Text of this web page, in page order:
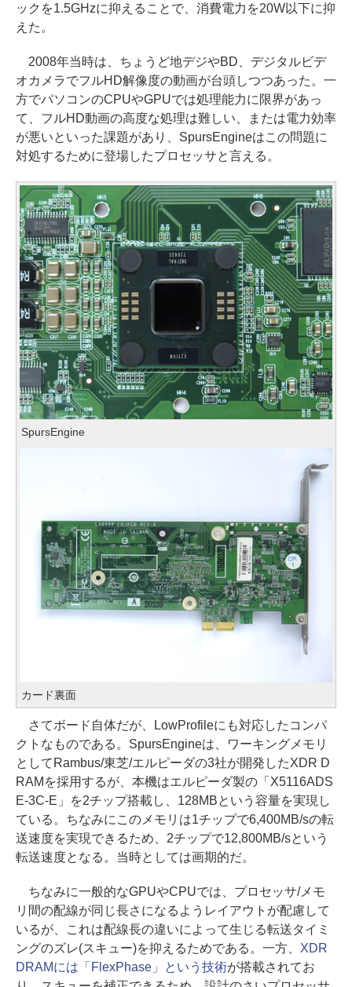
ックを1.5GHzに抑えることで、消費電力を20W以下に抑
えた。
2008年当時は、ちょうど地デジやBD、デジタルビデ
オカメラでフルHD解像度の動画が台頭しつつあった。一
方でパソコンのCPUやGPUでは処理能力に限界があっ
て、フルHD動画の高度な処理は難しい、または電力効率
が悪いといった課題があり、SpursEngineはこの問題に
対処するために登場したプロセッサと言える。
SpursEngine
カード裏面
さてボード自体だが、LowProfileにも対応したコンパ
クトなものである。SpursEngineは、ワーキングメモリ
としてRambus/東芝/エルピーダの3社が開発したXDR D
RAMを採用するが、本機はエルピーダ製の「X5116ADS
E-3C-E」を2チップ搭載し、128MBという容量を実現し
ている。ちなみにこのメモリは1チップで6,400MB/sの転
送速度を実現できるため、2チップで12,800MB/sという
転送速度となる。当時としては画期的だ。
ちなみに一般的なGPUやCPUでは、プロセッサ/メモ
リ間の配線が同じ長さになるようレイアウトが配慮して
いるが、これは配線長の違いによって生じる転送タイミ
ングのズレ(スキュー)を抑えるためである。一方、 XDR
DRAMには「FlexPhase」という技術が搭載されてお